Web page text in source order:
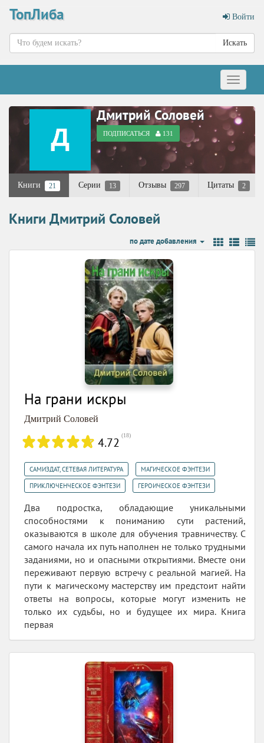
ТопЛиба Войти
Искать
Меню
Дмитрий Соловей
ПОДПИСАТЬСЯ 131
Книги 21 Серии 13 Отзывы 297 Цитаты 2
Книги Дмитрий Соловей
по дате добавления
На грани искры
Дмитрий Соловей
4.72 (18)
САМИЗДАТ, СЕТЕВАЯ ЛИТЕРАТУРА МАГИЧЕСКОЕ ФЭНТЕЗИ
ПРИКЛЮЧЕНЧЕСКОЕ ФЭНТЕЗИ ГЕРОИЧЕСКОЕ ФЭНТЕЗИ
Два подростка, обладающие уникальными
способностями к пониманию сути растений,
оказываются в школе для обучения травничеству. С
самого начала их путь наполнен не только трудными
заданиями, но и опасными открытиями. Вместе они
переживают первую встречу с реальной магией. На
пути к магическому мастерству им предстоит найти
ответы на вопросы, которые могут изменить не
только их судьбы, но и будущее их мира. Книга
первая